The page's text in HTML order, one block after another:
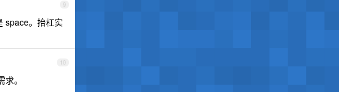
9
space。抬杠实
10
。